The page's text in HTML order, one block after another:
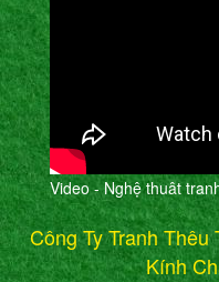
Video - Nghệ thuât
Công Ty Tranh
Kính